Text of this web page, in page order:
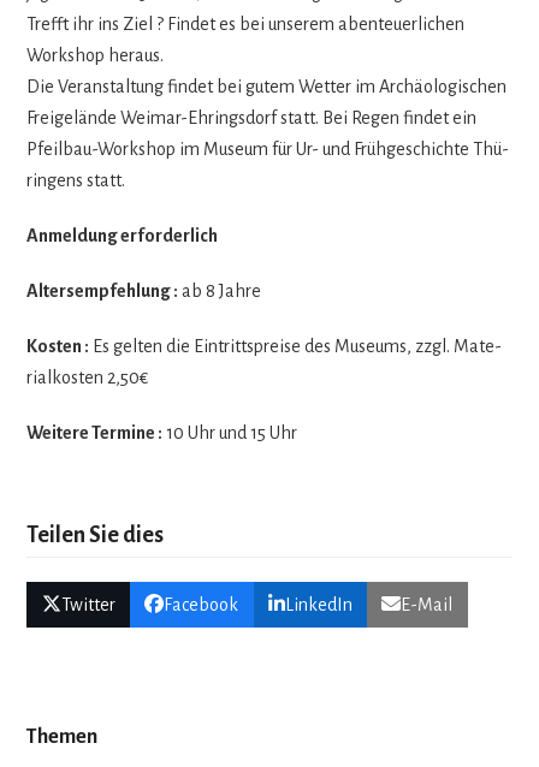
Trefft ihr ins Ziel ? Fin­det es bei unse­rem aben­teu­er­li­chen
Work­shop heraus.
Die Ver­an­stal­tung fin­det bei gutem Wet­ter im Archäo­lo­gi­schen
Frei­ge­lände Wei­mar-Ehrings­dorf statt. Bei Regen fin­det ein
Pfeil­bau-Work­shop im Museum für Ur- und Früh­ge­schichte Thü­
rin­gens statt.
Anmel­dung erforderlich
Alters­emp­feh­lung : ab 8 Jahre
Kos­ten : Es gel­ten die Ein­tritts­preise des Muse­ums, zzgl. Mate­
ri­al­kos­ten 2,50€
Wei­tere Ter­mine : 10 Uhr und 15 Uhr
Teilen Sie dies
Twitter Facebook LinkedIn E-Mail
Themen